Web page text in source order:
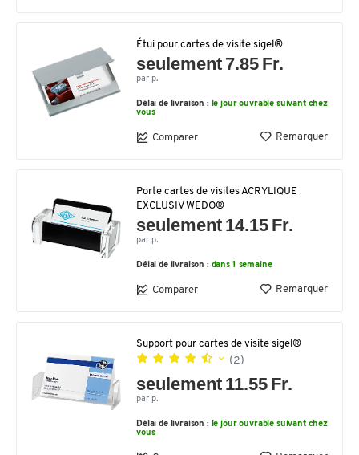
Étui pour cartes de visite sigel®
seulement 7.85 Fr.
par p.
Délai de livraison : le jour ouvrable suivant chez
vous
Comparer Remarquer
Porte cartes de visites ACRYLIQUE
EXCLUSIV WEDO®
seulement 14.15 Fr.
par p.
Délai de livraison : dans 1 semaine
Comparer Remarquer
Support pour cartes de visite sigel®
(2)
seulement 11.55 Fr.
par p.
Délai de livraison : le jour ouvrable suivant chez
vous